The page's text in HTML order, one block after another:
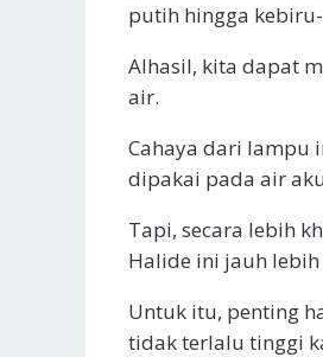
putih hingga
Alhasil, kita dapat
air.
Cahaya dari lampu
dipakai pada air
Tapi, secara lebih
Halide ini jauh
Untuk itu, penting
tidak terlalu tinggi